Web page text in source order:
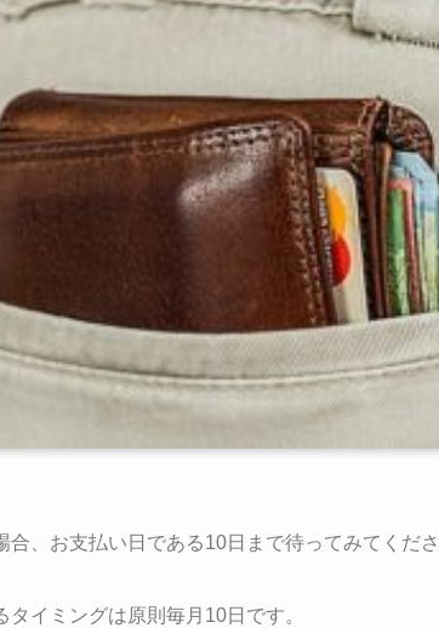
、お支払い日である10日まで待ってみてくださ
イミングは原則毎月10日です。